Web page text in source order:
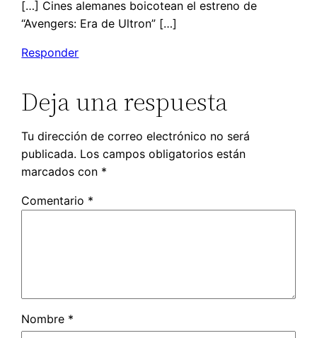
[…] Cines alemanes boicotean el estreno de
“Avengers: Era de Ultron” […]
Responder
Deja una respuesta
Tu dirección de correo electrónico no será
publicada. Los campos obligatorios están
marcados con *
Comentario *
Nombre *